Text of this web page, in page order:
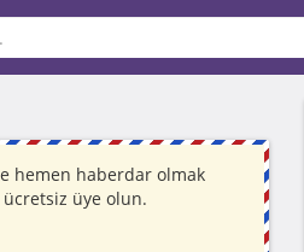
hemen haberdar olmak
üye olun.